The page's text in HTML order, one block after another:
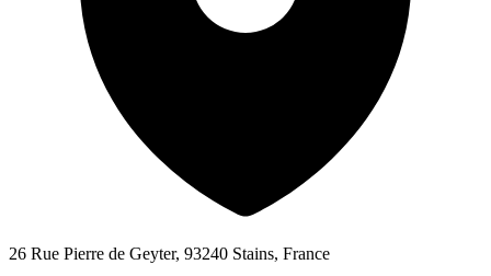
26 Rue Pierre de Geyter, 93240 Stains, France